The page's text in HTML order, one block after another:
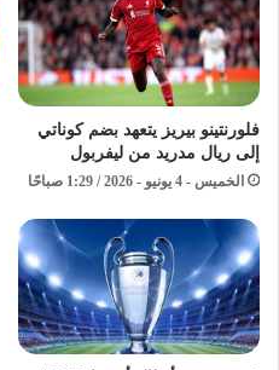
فلورنتينو بيريز يتعهد بضم كوناتي
إلى ريال مدريد من ليفربول
الخميس - 4 يونيو - 2026 / 1:29 صباحًا